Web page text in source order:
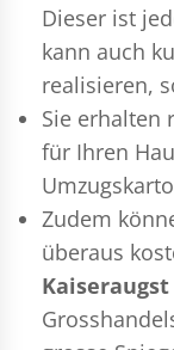
Dieser ist
kann auch
realisieren,
Sie erhalten
für Ihren
Zudem
überaus
Kaiseraugst